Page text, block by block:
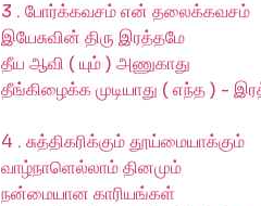
3 . போர்க்கவசம் என் தலைக்கவசம்
இயேசுவின் திரு இரத்தமே
தீய ஆவி ( யும் ) அணுகாது
தீங்கிழைக்க முடியாது ( எந்த ) -
4 . சுத்திகரிக்கும் தூய்மையாக்கும்
வாழ்நாளெல்லாம் தினமும்
நன்மையான காரியங்கள்